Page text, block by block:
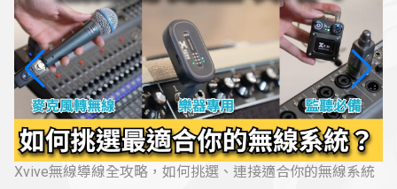
Xvive無線導線全攻略，如何挑選、連接適合你的無線系統